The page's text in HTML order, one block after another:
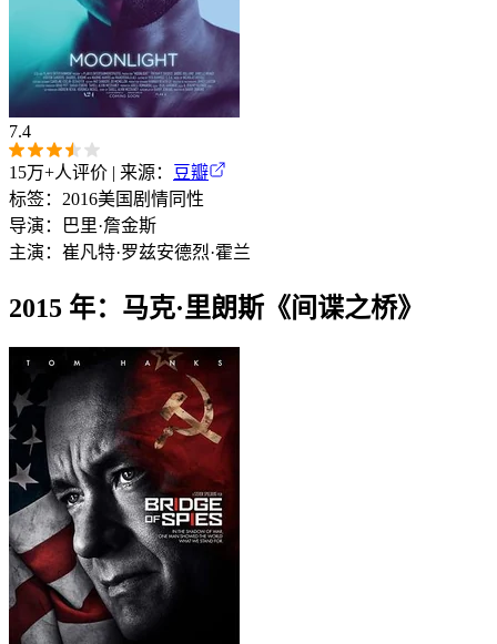
7.4
15万+人评价 | 来源：
豆瓣
标签： 2016美国 剧情同性
导演：
巴里·詹金斯
主演： 崔凡特·罗兹安德烈·霍兰
2015 年：马克·里朗斯《间谍之桥》